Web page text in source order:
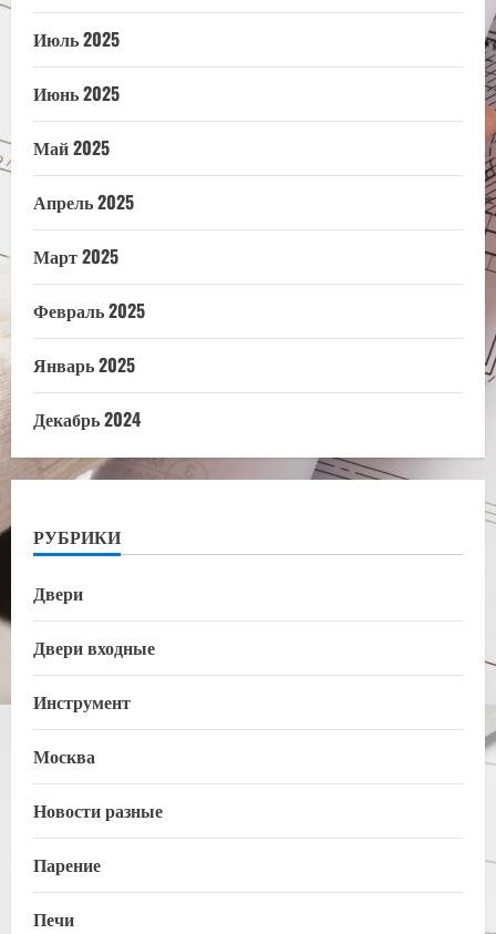
Июль 2025
Июнь 2025
Май 2025
Апрель 2025
Март 2025
Февраль 2025
Январь 2025
Декабрь 2024
РУБРИКИ
Двери
Двери входные
Инструмент
Москва
Новости разные
Парение
Печи